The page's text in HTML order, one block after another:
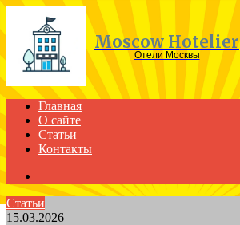
Menu
Moscow Hotelier
Отели Москвы
Главная
О сайте
Статьи
Контакты
for
Статьи
15.03.2026